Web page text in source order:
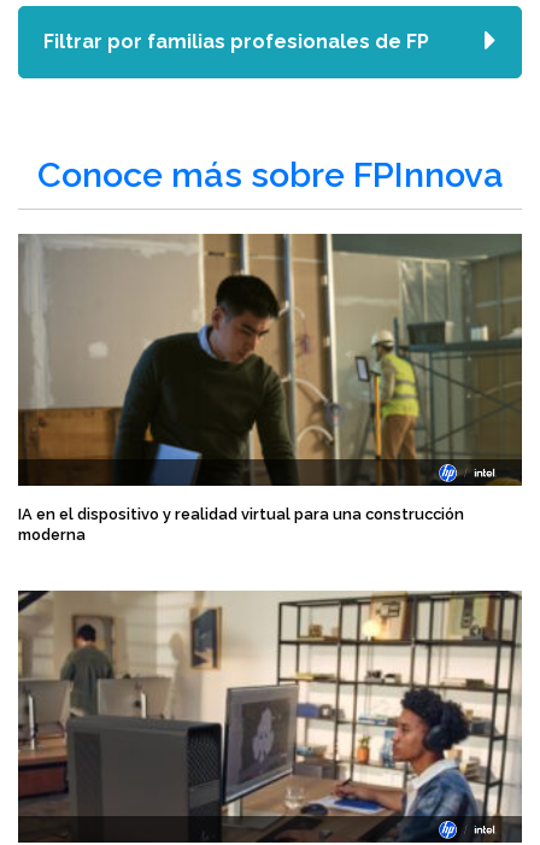
Conoce más sobre FPInnova
IA en el dispositivo y realidad virtual para una construcción
moderna
Filtrar por familias profesionales de FP